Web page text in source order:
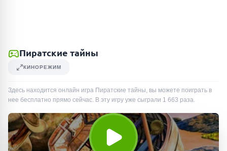
Пиратские тайны
КИНОРЕЖИМ
Здесь находится онлайн игра Пиратские тайны, вы можете поиграть в
нее бесплатно прямо сейчас. В эту игру уже сыграли 1 663 раза.